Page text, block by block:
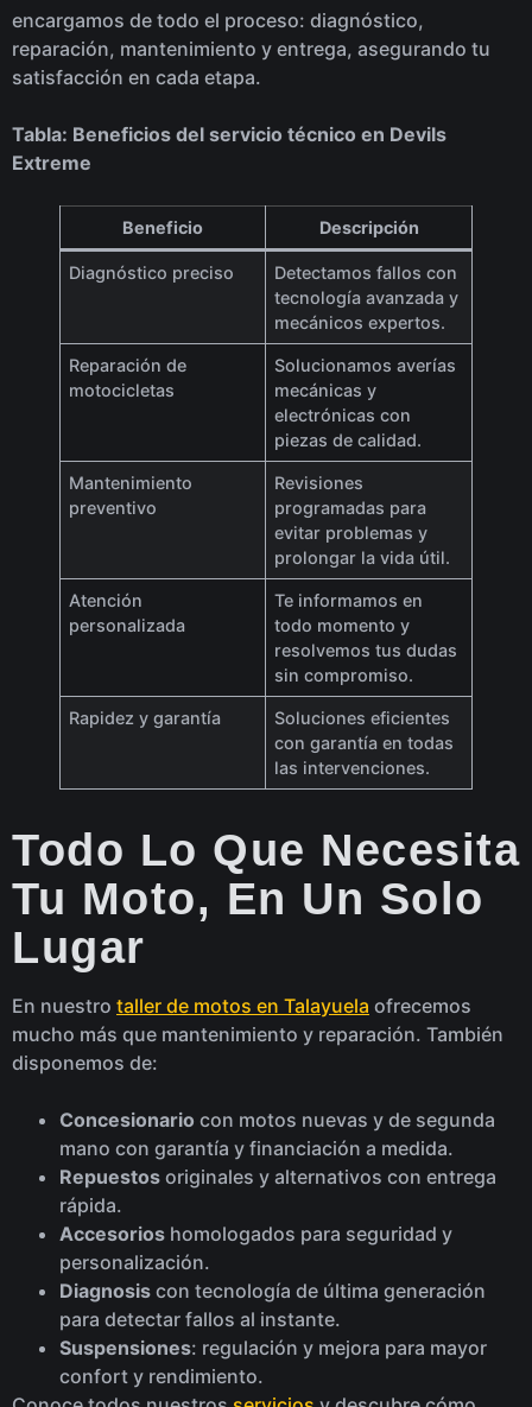
encargamos de todo el proceso: diagnóstico,
reparación, mantenimiento y entrega, asegurando tu
satisfacción en cada etapa.
Tabla: Beneficios del servicio técnico en Devils
Extreme
Beneficio Descripción
Diagnóstico preciso
Detectamos fallos con
tecnología avanzada y
mecánicos expertos.
Reparación de
motocicletas
Solucionamos averías
mecánicas y
electrónicas con
piezas de calidad.
Mantenimiento
preventivo
Revisiones
programadas para
evitar problemas y
prolongar la vida útil.
Atención
personalizada
Te informamos en
todo momento y
resolvemos tus dudas
sin compromiso.
Rapidez y garantía
Soluciones eficientes
con garantía en todas
las intervenciones.
Todo Lo Que Necesita
Tu Moto, En Un Solo
Lugar
En nuestro taller de motos en Talayuela ofrecemos
mucho más que mantenimiento y reparación. También
disponemos de:
Concesionario con motos nuevas y de segunda
mano con garantía y financiación a medida.
Repuestos originales y alternativos con entrega
rápida.
Accesorios homologados para seguridad y
personalización.
Diagnosis con tecnología de última generación
para detectar fallos al instante.
Suspensiones: regulación y mejora para mayor
confort y rendimiento.